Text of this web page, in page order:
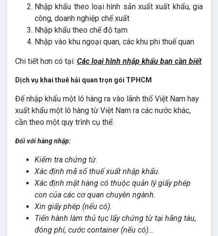
Nhập khẩu theo loại hình sản xuất xuất khẩu, gia
công, doanh nghiệp chế xuất
Nhập khẩu theo chế độ tạm
Nhập vào khu ngoại quan, các khu phi thuế quan
Chi tiết hơn có tại: Các loại hình nhập khẩu bạn cần biết
Dịch vụ khai thuê hải quan trọn gói TPHCM
Để nhập khẩu một lô hàng ra vào lãnh thổ Việt Nam hay
xuất khẩu một lô hàng từ Việt Nam ra các nước khác,
cần theo một quy trình cụ thể:
Đối với hàng nhập:
Kiểm tra chứng từ.
Xác định mã số thuế xuất nhập khẩu.
Xác định mặt hàng có thuộc quản lý giấy phép
con của các cơ quan chuyên ngành.
Xin giấy phép (nếu có).
Tiến hành làm thủ tục lấy chứng từ tại hãng tàu,
đóng phí, cước container (nếu có)…